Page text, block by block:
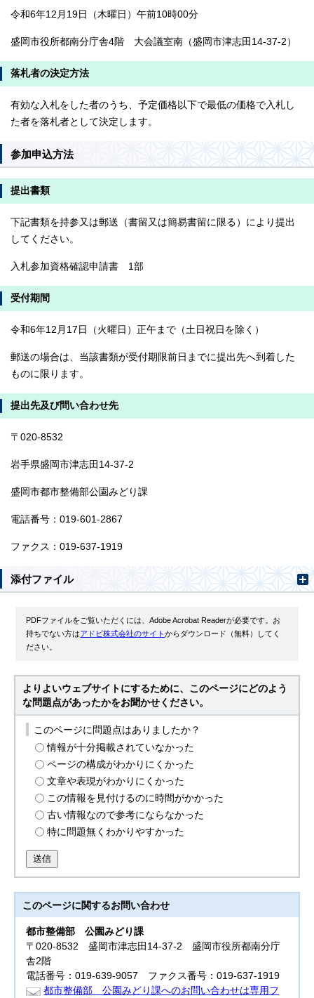
令和6年12月19日（木曜日）午前10時00分
盛岡市役所都南分庁舎4階 大会議室南（盛岡市津志田14-37-2）
落札者の決定方法
有効な入札をした者のうち、予定価格以下で最低の価格で入札し
た者を落札者として決定します。
参加申込方法
提出書類
下記書類を持参又は郵送（書留又は簡易書留に限る）により提出
してください。
入札参加資格確認申請書 1部
受付期間
令和6年12月17日（火曜日）正午まで（土日祝日を除く）
郵送の場合は、当該書類が受付期限前日までに提出先へ到着した
ものに限ります。
提出先及び問い合わせ先
〒020-8532
岩手県盛岡市津志田14-37-2
盛岡市都市整備部公園みどり課
電話番号：019-601-2867
ファクス：019-637-1919
添付ファイル
PDFファイルをご覧いただくには、Adobe Acrobat Readerが必要です。お
持ちでない方はアドビ株式会社のサイトからダウンロード（無料）してく
ださい。
よりよいウェブサイトにするために、このページにどのよう
な問題点があったかをお聞かせください。
このページに問題点はありましたか？
情報が十分掲載されていなかった
ページの構成がわかりにくかった
文章や表現がわかりにくかった
この情報を見付けるのに時間がかかった
古い情報なので参考にならなかった
特に問題無くわかりやすかった
送信
このページに関するお問い合わせ
都市整備部公園みどり課
〒020-8532 盛岡市津志田14-37-2 盛岡市役所都南分庁
舎2階
電話番号：019-639-9057 ファクス番号：019-637-1919
都市整備部 公園みどり課へのお問い合わせは専用フ